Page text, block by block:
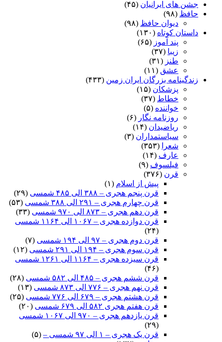
جشن های ایرانیان (۴۵)
حافظ (۹۸)
دیوان حافظ (۹۸)
داستان کوتاه (۱۳۰)
پند آموز (۶۵)
زیبا (۳۷)
طنز (۳۱)
عشق (۱۱)
زندگینامه بزرگان ایران زمین (۴۳۳)
پزشکان (۱۵)
خطاط (۳۷)
خواننده (۵)
روزنامه نگار (۶)
ریاضیدان (۱۴)
سیاستمداران (۳)
شعرا
(۳۵۳)
عارف (۱۴)
فیلسوف (۹)
قرن (۳۷۶)
پیش از اسلام (۱)
قرن پنجم هجری – ۳۸۸ الی ۴۸۵ شمسی
(۲۹)
قرن چهارم هجری – ۲۹۱ الی ۳۸۸ شمسی
(۵۳)
قرن دهم هجری – ۸۷۳ الی ۹۷۰ شمسی
(۳۳)
قرن دوازده هجری – ۱۰۶۷ الی ۱۱۶۴ شمسی
(۲۴)
قرن دوم هجری – ۹۷ الی ۱۹۴ شمسی
(۷)
قرن سوم هجری – ۱۹۴ الی ۲۹۱ شمسی
(۱۲)
قرن سیزده هجری – ۱۱۶۴ الی ۱۲۶۱ شمسی
(۴۶)
قرن ششم هجری – ۴۸۵ الی ۵۸۲ شمسی
(۲۸)
قرن نهم هجری – ۷۷۶ الی ۸۷۳ شمسی
(۱۳)
قرن هشتم هجری – ۶۷۹ الی ۷۷۶ شمسی
(۲۵)
قرن هفتم هجری ۵۸۲ الی ۶۷۹ شمسی
(۲۰)
قرن یازدهم هجری – ۹۷۰ الی ۱۰۶۷ شمسی
(۲۹)
قرن یک هجری – ۱ الی ۹۷ شمسی –
(۵)